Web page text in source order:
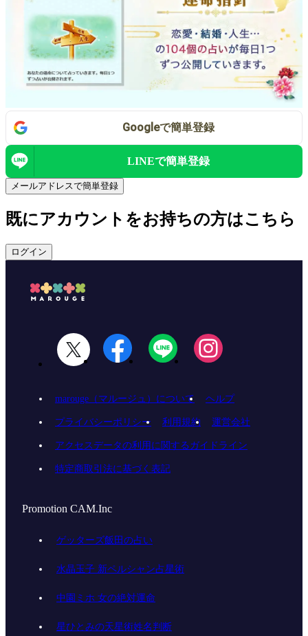
Googleで簡単登録
LINEで簡単登録
メールアドレスで簡単登録
既にアカウントをお持ちの方はこちら
ログイン
marouge（マルージュ）について ヘルプ
プライバシーポリシー 利用規約 運営会社
アクセスデータの利用に関するガイドライン
特定商取引法に基づく表記
Promotion CAM.Inc
ゲッターズ飯田の占い
水晶玉子 新ペルシャン占星術
中園ミホ 女の絶対運命
星ひとみの天星術姓名判断